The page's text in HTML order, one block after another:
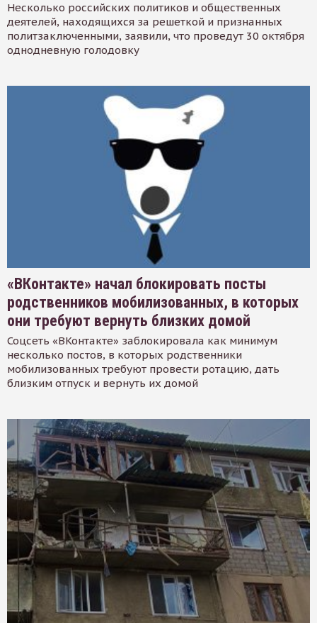
Несколько российских политиков и общественных
деятелей, находящихся за решеткой и признанных
политзаключенными, заявили, что проведут 30 октября
однодневную голодовку
«ВКонтакте» начал блокировать посты
родственников мобилизованных, в которых
они требуют вернуть близких домой
Соцсеть «ВКонтакте» заблокировала как минимум
несколько постов, в которых родственники
мобилизованных требуют провести ротацию, дать
близким отпуск и вернуть их домой